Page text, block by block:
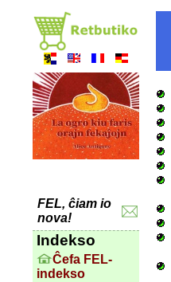
FEL, ĉiam io
nova!
Indekso
Ĉefa FEL-
indekso